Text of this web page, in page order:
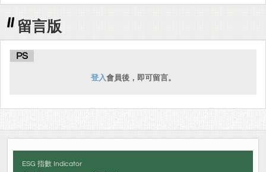
癡犬，非擇乳之鵝王也。須知其過，實不在于蕅益此解。在于釋
迦，彌陀，及十方諸佛。與淨土三經，及華嚴，法華，諸大乘經。
文殊，普賢，馬鳴，龍樹，智者，善導，清涼，永明等，諸大菩薩
否則即是山野愚民，妄稱皇帝，自制法律，背叛王章，不旋踵而滅
苦，了無出期。恃宿世之微福，造窮劫之苦報。三世諸佛，名為可
留言版
PS
登入會員後，即可留言。
ESG 指數 Indicator